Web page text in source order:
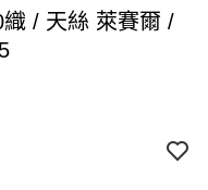
/ 天絲 萊賽爾 /